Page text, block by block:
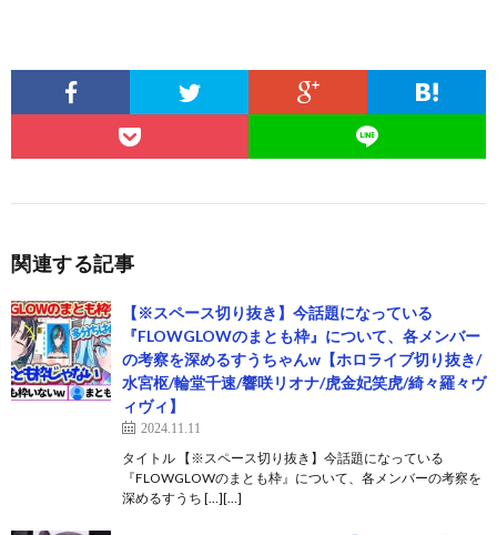
関連する記事
【※スペース切り抜き】今話題になっている
『FLOWGLOWのまとも枠』について、各メンバー
の考察を深めるすうちゃんw【ホロライブ切り抜き/
水宮枢/輪堂千速/響咲リオナ/虎金妃笑虎/綺々羅々ヴ
ィヴィ】
2024.11.11
タイトル 【※スペース切り抜き】今話題になっている
『FLOWGLOWのまとも枠』について、各メンバーの考察を
深めるすうち […][…]